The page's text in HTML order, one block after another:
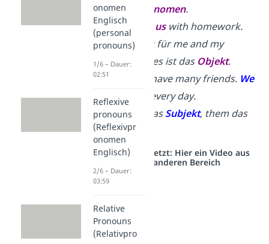
Objektpronomen.
Tom helps uswith homework.
→us steht fürme and my
friends — es ist das Objekt.
Lisa and I have many friends. We
see
every day.
→we ist dasSubjekt, them das
Objekt
Studyflix vernetzt: Hier ein Video aus
einem anderen Bereich
onomen
Englisch
(personal
pronouns)
1/6 – Dauer:
02:51
Reflexive
pronouns
(Reflexivpr
onomen
Englisch)
2/6 – Dauer:
03:59
Relative
Pronouns
(Relativpro